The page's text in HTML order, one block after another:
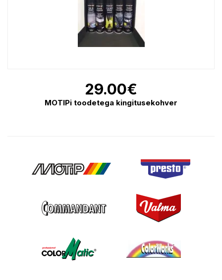
29.00€
MOTIPi toodetega kingitusekohver